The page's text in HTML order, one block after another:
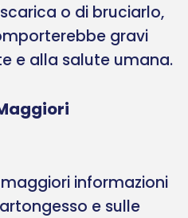
o di bruciarlo,
gravi
e alla salute umana.
informazioni
e sulle